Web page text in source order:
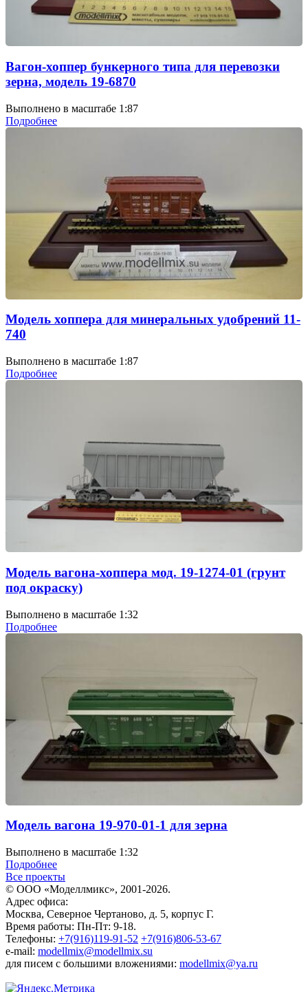
Вагон-хоппер бункерного типа для перевозки
зерна, модель 19-6870
Выполнено в масштабе 1:87
Подробнее
Модель хоппера для минеральных удобрений 11-
740
Выполнено в масштабе 1:87
Подробнее
Модель вагона-хоппера мод. 19-1274-01 (грунт
под окраску)
Выполнено в масштабе 1:32
Подробнее
Модель вагона 19-970-01-1 для зерна
Выполнено в масштабе 1:32
Подробнее
Все проекты
© ООО «Моделлмикс», 2001-2026.
Адрес офиса:
Москва, Северное Чертаново, д. 5, корпус Г.
Время работы: Пн-Пт: 9-18.
Телефоны: +7(916)119-91-52 +7(916)806-53-67
e-mail: modellmix@modellmix.su
для писем с большими вложениями: modellmix@ya.ru